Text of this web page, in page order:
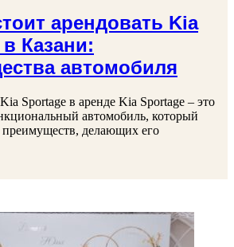
арендовать Kia
Казани:
автомобиля
Sportage в аренде Kia Sportage – это
автомобиль, который
преимуществ, делающих его